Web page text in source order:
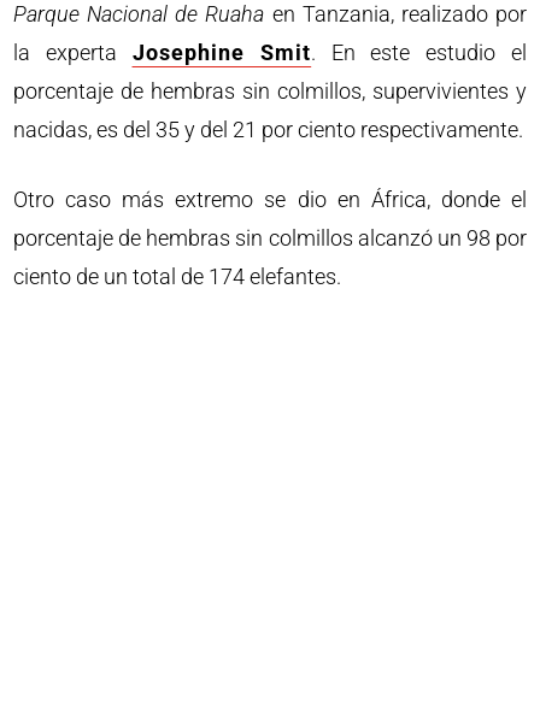
Parque Nacional de Ruaha en Tanzania, realizado por
la experta Josephine Smit. En este estudio el
porcentaje de hembras sin colmillos, supervivientes y
nacidas, es del 35 y del 21 por ciento respectivamente.
Otro caso más extremo se dio en África, donde el
porcentaje de hembras sin colmillos alcanzó un 98 por
ciento de un total de 174 elefantes.